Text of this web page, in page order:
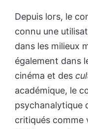
Depuis lors, le
connu une
dans les milieux
également dans
cinéma et des
académique, le
psychanalytique
critiqués comme